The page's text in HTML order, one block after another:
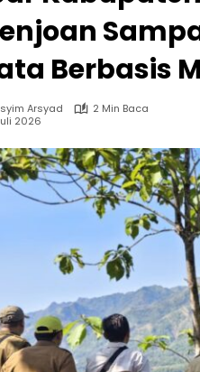
Berbasis
Arsyad
2 Min Baca
2026